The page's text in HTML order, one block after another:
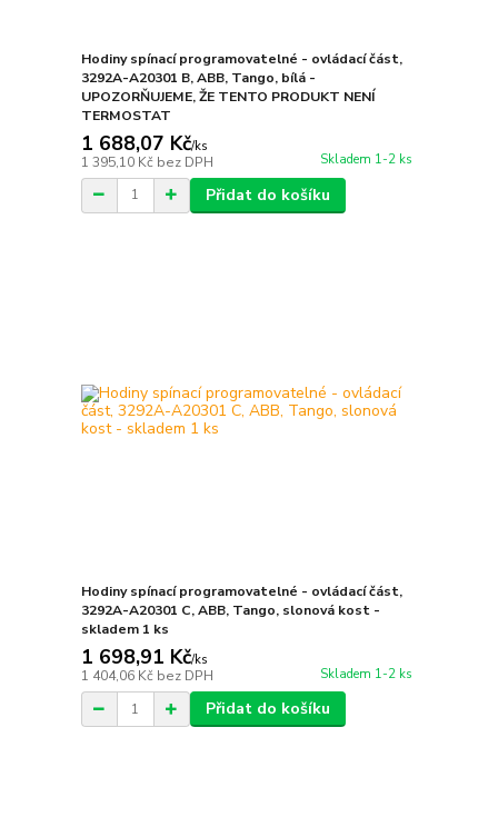
Hodiny spínací programovatelné - ovládací část,
3292A-A20301 B, ABB, Tango, bílá -
UPOZORŇUJEME, ŽE TENTO PRODUKT NENÍ
TERMOSTAT
1 688,07 Kč/ks
1 395,10 Kč bez DPH Skladem 1-2 ks
Přidat do košíku
Hodiny spínací programovatelné - ovládací část,
3292A-A20301 C, ABB, Tango, slonová kost -
skladem 1 ks
1 698,91 Kč/ks
1 404,06 Kč bez DPH Skladem 1-2 ks
Přidat do košíku